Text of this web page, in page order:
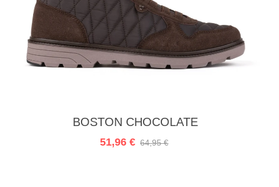
In den Warenkorb
BOSTON CHOCOLATE
51,96 € 64,95 €